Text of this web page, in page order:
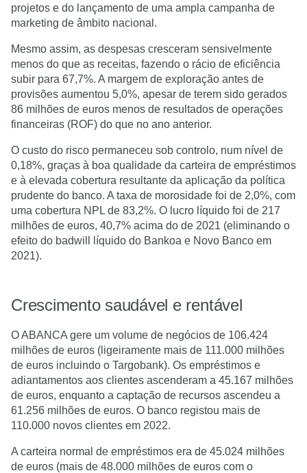
projetos e do lançamento de uma ampla campanha de
marketing de âmbito nacional.
Mesmo assim, as despesas cresceram sensivelmente
menos do que as receitas, fazendo o rácio de eficiência
subir para 67,7%. A margem de exploração antes de
provisões aumentou 5,0%, apesar de terem sido gerados
86 milhões de euros menos de resultados de operações
financeiras (ROF) do que no ano anterior.
O custo do risco permaneceu sob controlo, num nível de
0,18%, graças à boa qualidade da carteira de empréstimos
e à elevada cobertura resultante da aplicação da política
prudente do banco. A taxa de morosidade foi de 2,0%, com
uma cobertura NPL de 83,2%. O lucro líquido foi de 217
milhões de euros, 40,7% acima do de 2021 (eliminando o
efeito do badwill líquido do Bankoa e Novo Banco em
2021).
Crescimento saudável e rentável
O ABANCA gere um volume de negócios de 106.424
milhões de euros (ligeiramente mais de 111.000 milhões
de euros incluindo o Targobank). Os empréstimos e
adiantamentos aos clientes ascenderam a 45.167 milhões
de euros, enquanto a captação de recursos ascendeu a
61.256 milhões de euros. O banco registou mais de
110.000 novos clientes em 2022.
A carteira normal de empréstimos era de 45.024 milhões
de euros (mais de 48.000 milhões de euros com o